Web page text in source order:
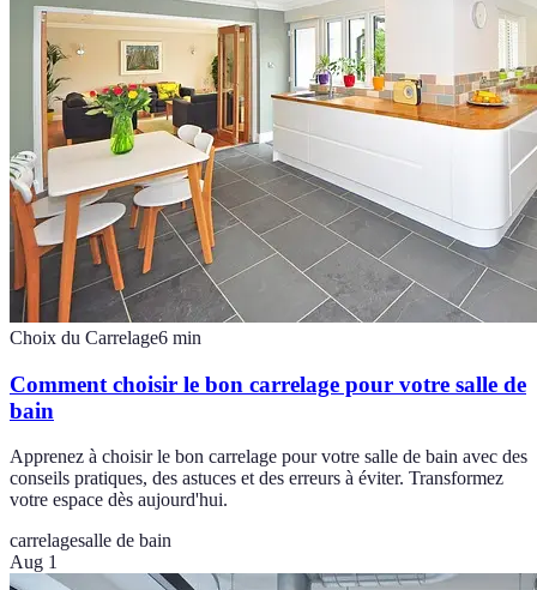
Choix du Carrelage6 min
Comment choisir le bon carrelage pour votre salle de
bain
Apprenez à choisir le bon carrelage pour votre salle de bain avec des
conseils pratiques, des astuces et des erreurs à éviter. Transformez
votre espace dès aujourd'hui.
carrelagesalle de bain
Aug 1